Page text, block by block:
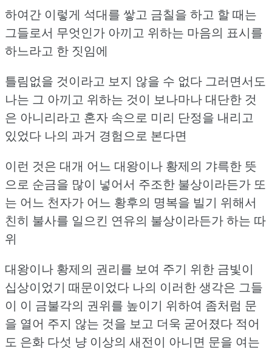
하여간 이렇게 석대를 쌓고 금칠을 하고 할 때는
그들로서 무엇인가 아끼고 위하는 마음의 표시를
하느라고 한 짓임에
틀림없을 것이라고 보지 않을 수 없다 그러면서도
나는 그 아끼고 위하는 것이 보나마나 대단한 것
은 아니리라고 혼자 속으로 미리 단정을 내리고
있었다 나의 과거 경험으로 본다면
이런 것은 대개 어느 대왕이나 황제의 갸륵한 뜻
으로 순금을 많이 넣어서 주조한 불상이라든가 또
는 어느 천자가 어느 황후의 명복을 빌기 위해서
친히 불사를 일으킨 연유의 불상이라든가 하는 따
위
대왕이나 황제의 권리를 보여 주기 위한 금빛이
십상이었기 때문이었다 나의 이러한 생각은 그들
이 이 금불각의 권위를 높이기 위하여 좀처럼 문
을 열어 주지 않는 것을 보고 더욱 굳어졌다 적어
도 은화 다섯 냥 이상의 새전이 아니면 문을 여는